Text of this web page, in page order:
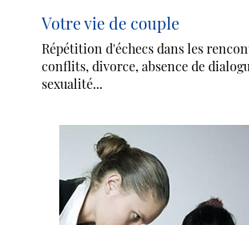
Votre vie de couple
Répétition d'échecs dans les
conflits, divorce, absence de
sexualité...